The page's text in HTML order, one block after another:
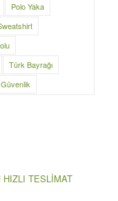
Polo Yaka
Türk Bayrağı
TESLİMAT